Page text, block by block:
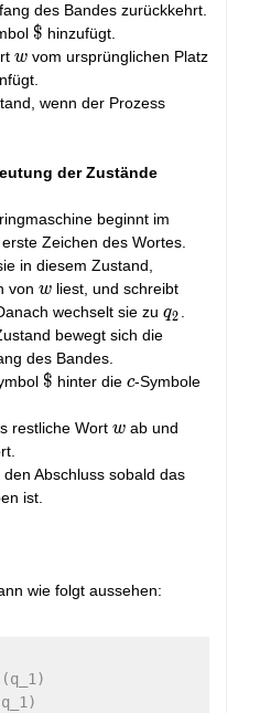
des Bandes zurückkehrt.
\$
$ hinzufügt.
w
w vom ursprünglichen Platz
wenn der Prozess
der Zustände
beginnt im
Zeichen des Wortes.
in diesem Zustand,
von w
w liest, und schreibt
wechselt sie zu q_2
q2
bewegt sich die
des Bandes.
\$
$ hinter die c
c-Symbole
restliche Wort w
w ab und
den Abschluss sobald das
ist.
wie folgt aussehen: